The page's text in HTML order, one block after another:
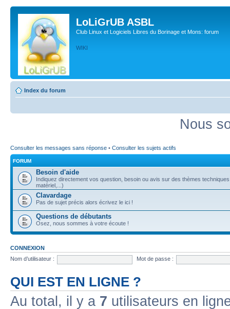
LoLiGrUB ASBL
Club Linux et Logiciels Libres du Borinage et Mons: forum
WIKI
Index du forum
Nous
Consulter les messages sans réponse • Consulter les sujets actifs
FORUM
Besoin d'aide
Indiquez directement vos question, besoin ou avis sur des thèmes
matériel,...)
Clavardage
Pas de sujet précis alors écrivez le ici !
Questions de débutants
Osez, nous sommes à votre écoute !
CONNEXION
Nom d’utilisateur :
Mot de passe :
QUI EST EN LIGNE ?
Au total, il y a 7 utilisateurs en